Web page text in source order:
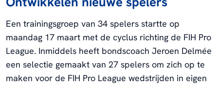
Een trainingsgroep van 34 spelers startte op
maandag 17 maart met de cyclus richting de FIH Pro
League. Inmiddels heeft bondscoach Jeroen Delmée
een selectie gemaakt van 27 spelers om zich op te
maken voor de FIH Pro League wedstrijden in eigen